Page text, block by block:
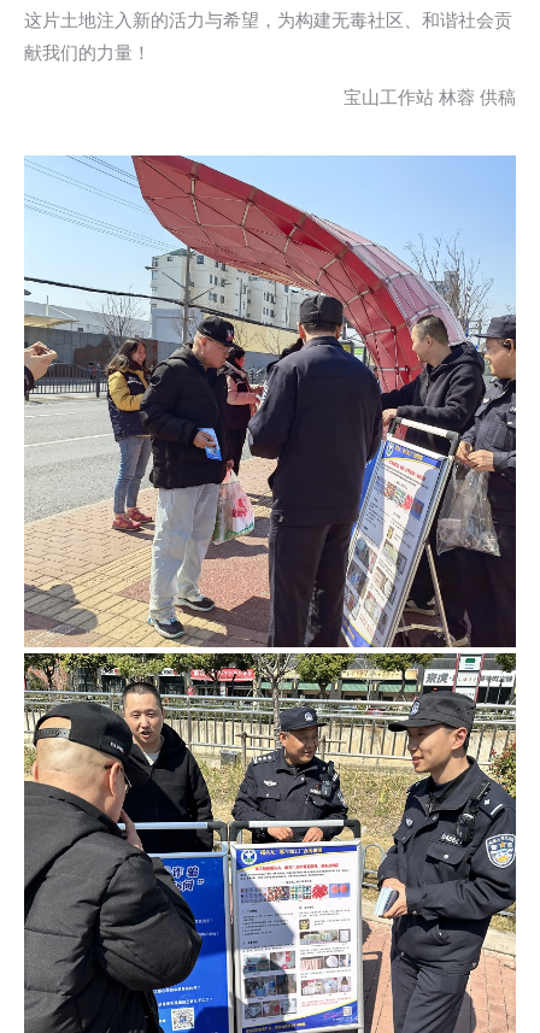
这片土地注入新的活力与希望，为构建无毒社区、和谐社会贡
献我们的力量！
宝山工作站 林蓉 供稿